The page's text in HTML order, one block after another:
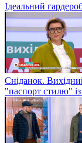
Ідеальний
Сніданок.
"паспорт стилю"